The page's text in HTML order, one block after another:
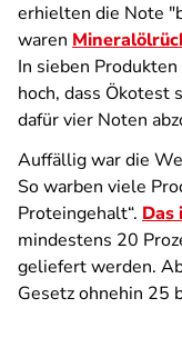
erhielten die Note
waren
In sieben
hoch, dass Ökotest
dafür vier Noten
Auffällig war die
So warben viele
Proteingehalt“. Das
mindestens 20
geliefert werden.
Gesetz ohnehin 25